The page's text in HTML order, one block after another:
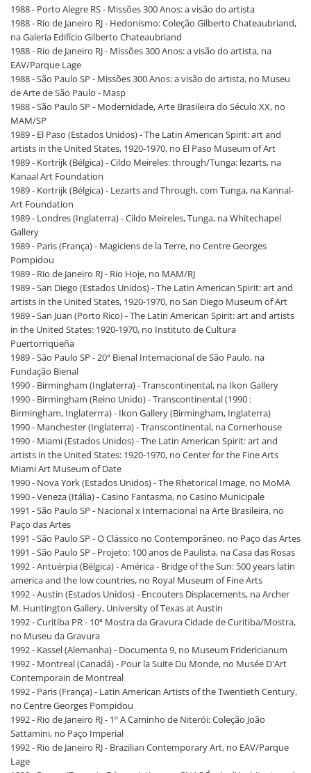
1988 - Porto Alegre RS - Missões 300 Anos: a visão do artista
1988 - Rio de Janeiro RJ - Hedonismo: Coleção Gilberto Chateaubriand,
na Galeria Edifício Gilberto Chateaubriand
1988 - Rio de Janeiro RJ - Missões 300 Anos: a visão do artista, na
EAV/Parque Lage
1988 - São Paulo SP - Missões 300 Anos: a visão do artista, no Museu
de Arte de São Paulo - Masp
1988 - São Paulo SP - Modernidade, Arte Brasileira do Século XX, no
MAM/SP
1989 - El Paso (Estados Unidos) - The Latin American Spirit: art and
artists in the United States, 1920-1970, no El Paso Museum of Art
1989 - Kortrijk (Bélgica) - Cildo Meireles: through/Tunga: lezarts, na
Kanaal Art Foundation
1989 - Kortrijk (Bélgica) - Lezarts and Through, com Tunga, na Kannal-
Art Foundation
1989 - Londres (Inglaterra) - Cildo Meireles, Tunga, na Whitechapel
Gallery
1989 - Paris (França) - Magiciens de la Terre, no Centre Georges
Pompidou
1989 - Rio de Janeiro RJ - Rio Hoje, no MAM/RJ
1989 - San Diego (Estados Unidos) - The Latin American Spirit: art and
artists in the United States, 1920-1970, no San Diego Museum of Art
1989 - San Juan (Porto Rico) - The Latin American Spirit: art and artists
in the United States: 1920-1970, no Instituto de Cultura
Puertorriqueña
1989 - São Paulo SP - 20ª Bienal Internacional de São Paulo, na
Fundação Bienal
1990 - Birmingham (Inglaterra) - Transcontinental, na Ikon Gallery
1990 - Birmingham (Reino Unido) - Transcontinental (1990 :
Birmingham, Inglaterrra) - Ikon Gallery (Birmingham, Inglaterra)
1990 - Manchester (Inglaterra) - Transcontinental, na Cornerhouse
1990 - Miami (Estados Unidos) - The Latin American Spirit: art and
artists in the United States: 1920-1970, no Center for the Fine Arts
Miami Art Museum of Date
1990 - Nova York (Estados Unidos) - The Rhetorical Image, no MoMA
1990 - Veneza (Itália) - Casino Fantasma, no Casino Municipale
1991 - São Paulo SP - Nacional x Internacional na Arte Brasileira, no
Paço das Artes
1991 - São Paulo SP - O Clássico no Contemporâneo, no Paço das Artes
1991 - São Paulo SP - Projeto: 100 anos de Paulista, na Casa das Rosas
1992 - Antuérpia (Bélgica) - América - Bridge of the Sun: 500 years latin
america and the low countries, no Royal Museum of Fine Arts
1992 - Austin (Estados Unidos) - Encouters Displacements, na Archer
M. Huntington Gallery, University of Texas at Austin
1992 - Curitiba PR - 10ª Mostra da Gravura Cidade de Curitiba/Mostra,
no Museu da Gravura
1992 - Kassel (Alemanha) - Documenta 9, no Museum Fridericianum
1992 - Montreal (Canadá) - Pour la Suite Du Monde, no Musée D'Art
Contemporain de Montreal
1992 - Paris (França) - Latin American Artists of the Twentieth Century,
no Centre Georges Pompidou
1992 - Rio de Janeiro RJ - 1º A Caminho de Niterói: Coleção João
Sattamini, no Paço Imperial
1992 - Rio de Janeiro RJ - Brazilian Contemporary Art, no EAV/Parque
Lage